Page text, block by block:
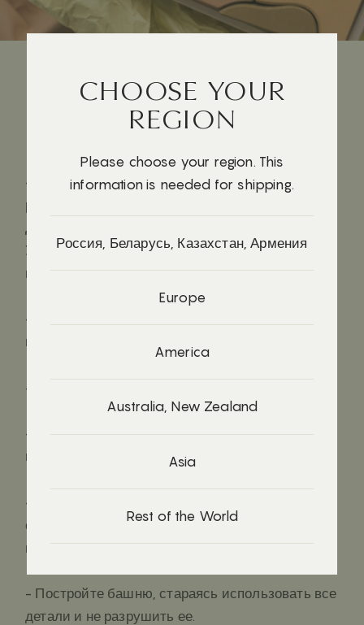
КАК ИГРАТЬ?
- Найдите знаменитые картины матери и
ребенка. Например, Густава Климта, Леонардо
Да Винчи, Клода Моне, Огюста Ренуара.
Устройте дискуссию о различиях и сходствах,
почувствуйте себя настоящим искусствоведом!
- Нарисуйте свою собственную картину матери
и ребенка, вдохновленную нашим набором.
- Постройте творческую конструкцию.
- Обсудите важность семьи и их
взаимоотношений.
- Набросайте детали на бумаге случайным
образом, раскрасьте их и повесьте этот плакат
на стену.
- Постройте башню, стараясь использовать все
детали и не разрушить ее.
CHOOSE YOUR
REGION
Please choose your region. This
information is needed for shipping.
Россия, Беларусь, Казахстан, Армения
Europe
America
Australia, New Zealand
Asia
Rest of the World